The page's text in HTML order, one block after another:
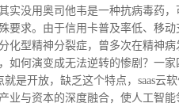
实没用奥司他韦是一种抗病毒药
要求。由于信用卡普及率低、移
化型精神分裂症，曾多次在精神
如何演变成无法逆转的惨剧？一
就是开放，缺乏这个特点，saas
业与资本的深度融合，使人工智